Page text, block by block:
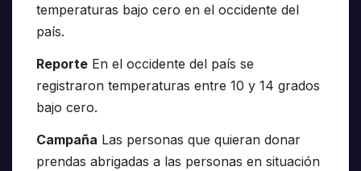
temperaturas bajo cero en el occidente del
país.
Reporte En el occidente del país se
registraron temperaturas entre 10 y 14 grados
bajo cero.
Campaña Las personas que quieran donar
prendas abrigadas a las personas en situación